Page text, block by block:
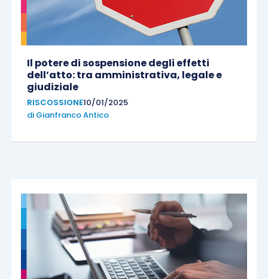
Il potere di sospensione degli effetti
dell’atto: tra amministrativa, legale e
giudiziale
RISCOSSIONE10/01/2025
di Gianfranco Antico